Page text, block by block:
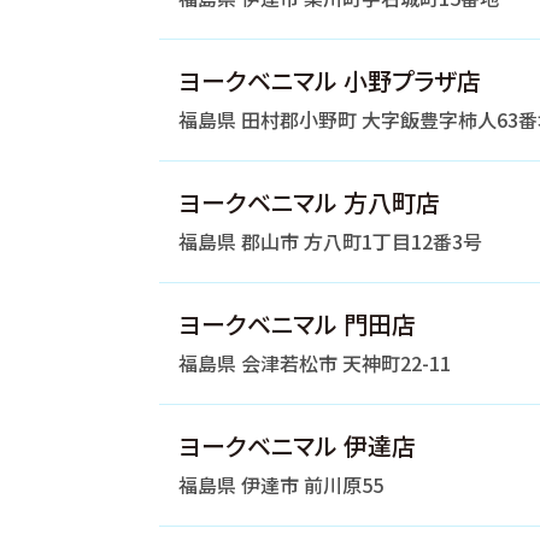
ヨークベニマル 小野プラザ店
福島県 田村郡小野町 大字飯豊字柿人63
ヨークベニマル 方八町店
福島県 郡山市 方八町1丁目12番3号
ヨークベニマル 門田店
福島県 会津若松市 天神町22-11
ヨークベニマル 伊達店
福島県 伊達市 前川原55